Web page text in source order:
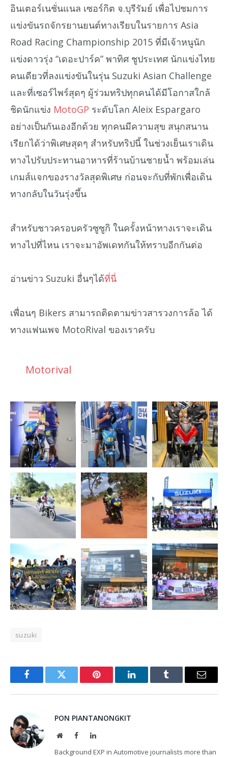
อินเตอร์เนชั่นแนล เซอร์กิต จ.บุรีรัมย์ เพื่อไปชมการ
แข่งขันรถจักรยานยนต์ทางเรียบในรายการ Asia
Road Racing Championship 2015 ที่มีเจ้าหนูนัก
แข่งดาวรุ่ง “เดอะปาร์ค” พาทิศ ชูประเทศ นักแข่งไทย
คนเดียวที่ลงแข่งขันในรุ่น Suzuki Asian Challenge
และที่เซอร์ไพร์สุดๆ ผู้ร่วมทริปทุกคนได้มีโอกาสใกล้
ชิดนักแข่ง MotoGP ระดับโลก Aleix Espargaro
อย่างเป็นกันเองอีกด้วย ทุกคนมีความสุข สนุกสนาน
เรียกได้ว่าพิเศษสุดๆ สำหรับทริปนี้ ในช่วงเย็นเราเดิน
ทางไปรับประทานอาหารที่ร้านบ้านชายน้ำ พร้อมเล่น
เกมส์แจกของรางวัลสุดพิเศษ ก่อนจะกับที่พักเพื่อเดิน
ทางกลับในวันรุ่งขึ้น
สำหรับชาวครอบครัวซูซูกิ ในครั้งหน้าทางเราจะเดิน
ทางไปที่ไหน เราจะมาอัพเดทกันให้ทราบอีกกันต่อ
อ่านข่าว Suzuki อื่นๆได้ที่นี่
เพื่อนๆ Bikers สามารถติดตามข่าวสารวงการล้อ ได้
ทางแฟนเพจ MotoRival ของเราครับ
Motorival
suzuki
FacebookTwitter Pinterest LinkedInTumblr Email
PON PIANTANONGKIT
WebsiteFacebookLinkedIn
Background EXP in Automotive journalists more than